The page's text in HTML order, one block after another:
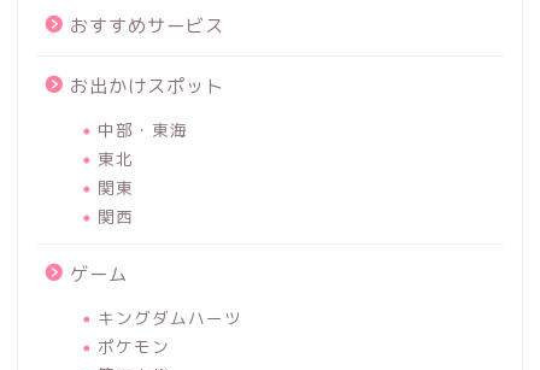
おすすめサービス
お出かけスポット
中部・東海
東北
関東
関西
ゲーム
キングダムハーツ
ポケモン